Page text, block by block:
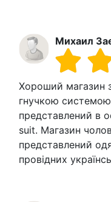
Михаил
Хороший магазин
гнучкою
представлений в
suit. Магазин
представлений
провідних